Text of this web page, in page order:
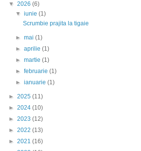
▼ 2026 (6)
▼iunie(1)
Scrumbie prajita la tigaie
►mai(1)
►aprilie(1)
►martie(1)
►februarie(1)
►ianuarie(1)
► 2025 (11)
► 2024 (10)
► 2023 (12)
► 2022 (13)
► 2021 (16)